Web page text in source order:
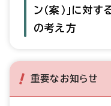
ン（案）」に対
の考え方
重要なお知らせ